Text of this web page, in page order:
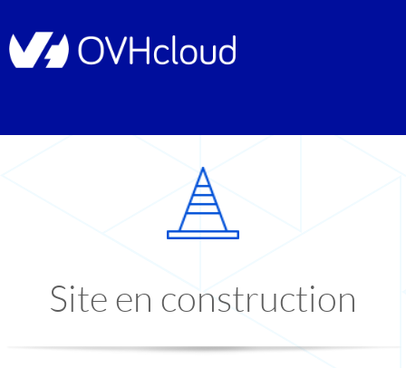
Site en construction